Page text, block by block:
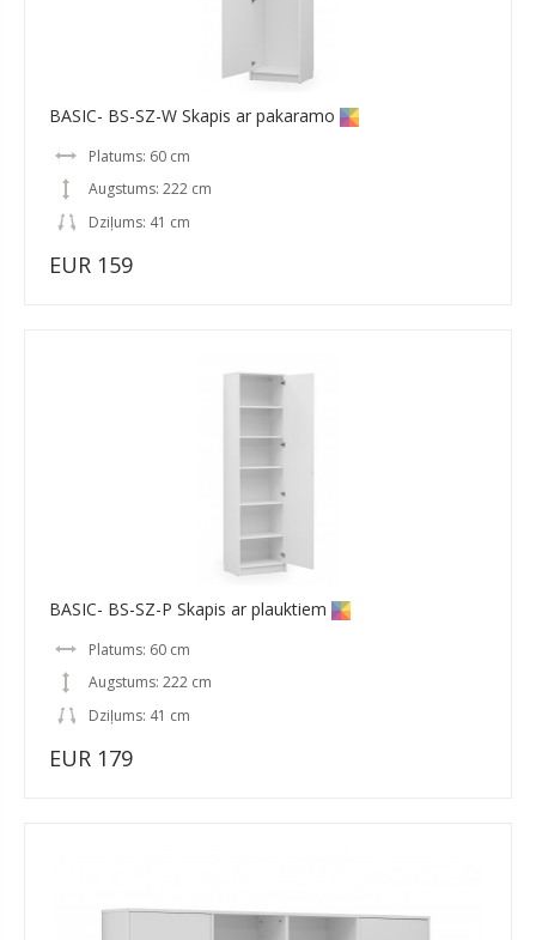
BASIC- BS-SZ-W Skapis ar pakaramo
Platums: 60 cm
Augstums: 222 cm
Dziļums: 41 cm
EUR 159
BASIC- BS-SZ-P Skapis ar plauktiem
Platums: 60 cm
Augstums: 222 cm
Dziļums: 41 cm
EUR 179